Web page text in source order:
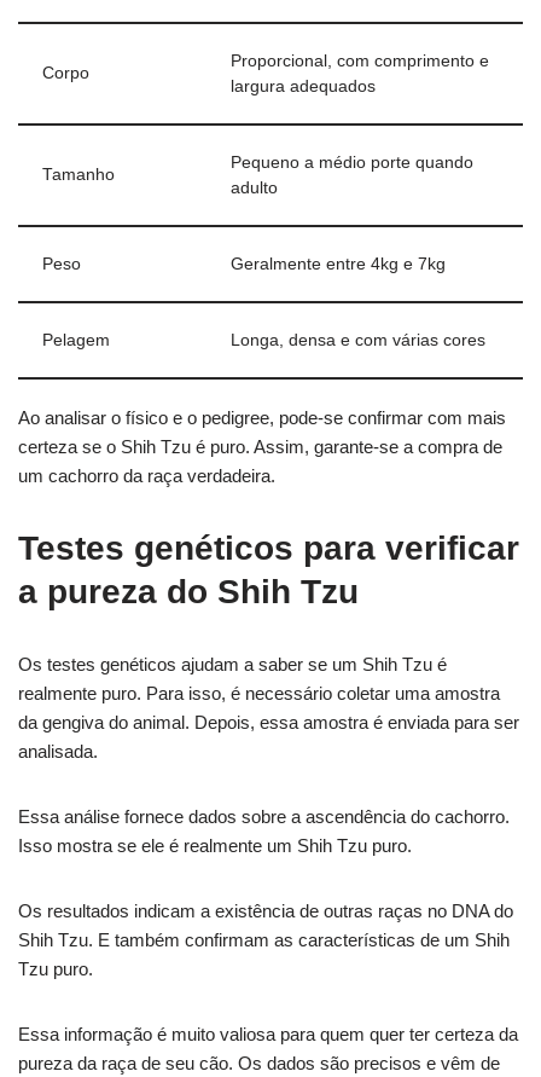
Corpo
Proporcional, com comprimento e
largura adequados
Tamanho
Pequeno a médio porte quando
adulto
Peso Geralmente entre 4kg e 7kg
Pelagem Longa, densa e com várias cores
Ao analisar o físico e o pedigree, pode-se confirmar com mais
certeza se o Shih Tzu é puro. Assim, garante-se a compra de
um cachorro da raça verdadeira.
Testes genéticos para verificar
a pureza do Shih Tzu
Os testes genéticos ajudam a saber se um Shih Tzu é
realmente puro. Para isso, é necessário coletar uma amostra
da gengiva do animal. Depois, essa amostra é enviada para ser
analisada.
Essa análise fornece dados sobre a ascendência do cachorro.
Isso mostra se ele é realmente um Shih Tzu puro.
Os resultados indicam a existência de outras raças no DNA do
Shih Tzu. E também confirmam as características de um Shih
Tzu puro.
Essa informação é muito valiosa para quem quer ter certeza da
pureza da raça de seu cão. Os dados são precisos e vêm de